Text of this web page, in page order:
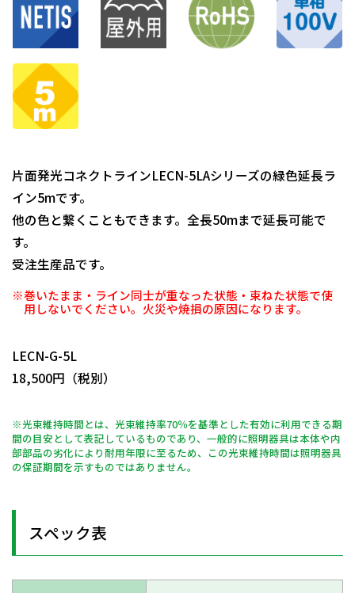
片面発光コネクトラインLECN-5LAシリーズの緑色延長ラ
イン5mです。
他の色と繋くこともできます。全長50mまで延長可能で
す。
受注生産品です。
※巻いたまま・ライン同士が重なった状態・束ねた状態で使
用しないでください。火災や焼損の原因になります。
LECN-G-5L
18,500円（税別）
※光束維持時間とは、光束維持率70％を基準とした有効に利用できる期
間の目安として表記しているものであり、一般的に照明器具は本体や内
部部品の劣化により耐用年限に至るため、この光束維持時間は照明器具
の保証期間を示すものではありません。
スペック表